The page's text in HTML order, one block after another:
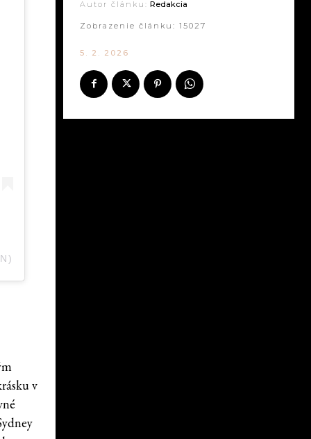
v
Autor článku: Redakcia
Zobrazenie článku: 15027
5. 2. 2026